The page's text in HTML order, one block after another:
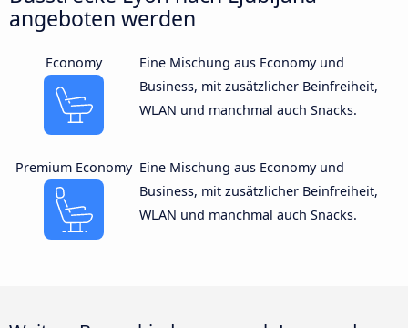
angeboten werden
Economy
Eine Mischung aus Economy und
Business, mit zusätzlicher Beinfreiheit,
WLAN und manchmal auch Snacks.
Premium Economy Eine Mischung aus Economy und
Business, mit zusätzlicher Beinfreiheit,
WLAN und manchmal auch Snacks.